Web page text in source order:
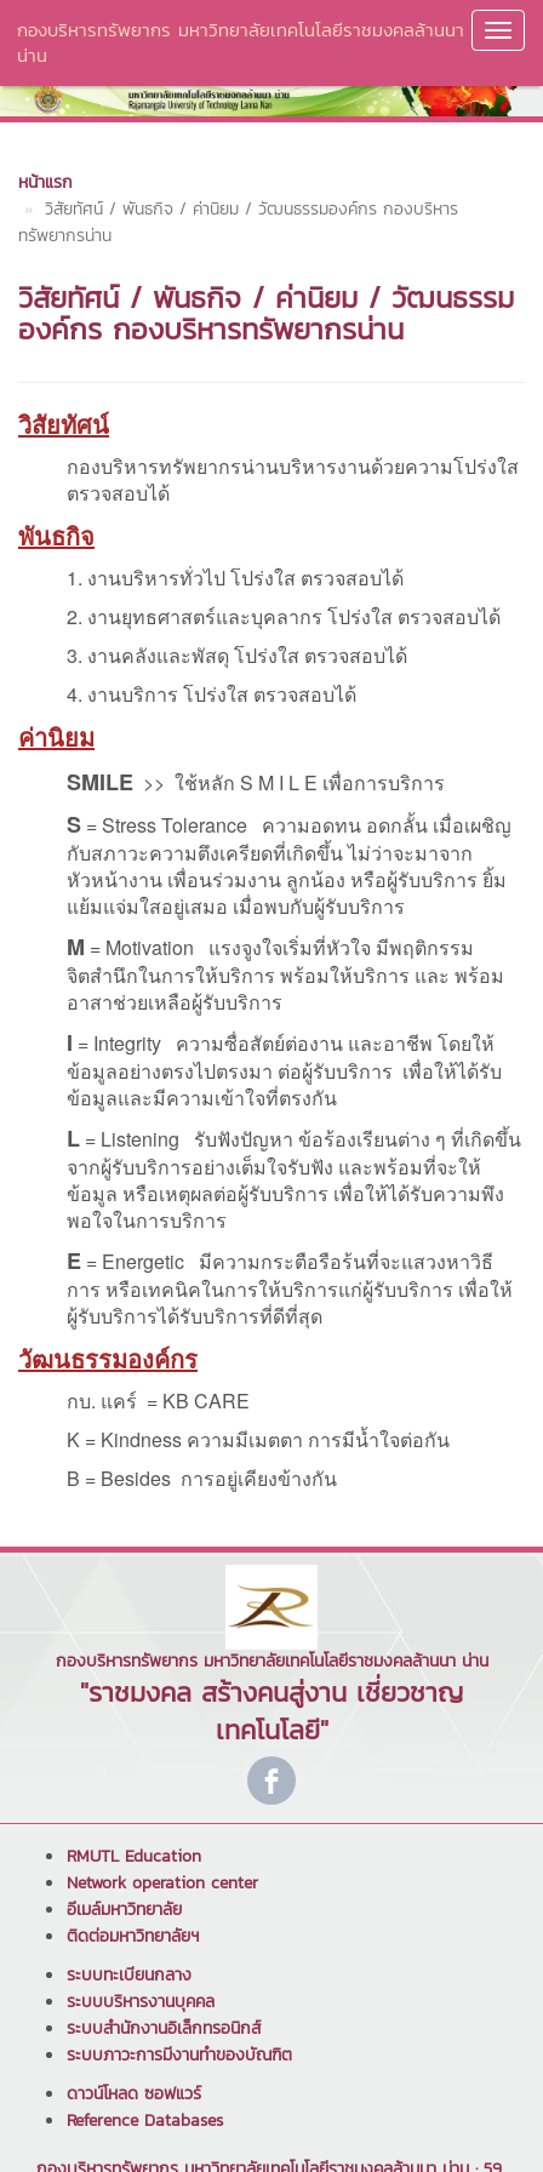
กองบริหารทรัพยากร มหาวิทยาลัยเทคโนโลยีราชมงคลล้านนา
น่าน
หน้าแรก
วิสัยทัศน์ / พันธกิจ / ค่านิยม / วัฒนธรรมองค์กร กองบริหาร
ทรัพยากรน่าน
วิสัยทัศน์ / พันธกิจ / ค่านิยม / วัฒนธรรม
องค์กร กองบริหารทรัพยากรน่าน
วิสัยทัศน์
กองบริหารทรัพยากรน่านบริหารงานด้วยความโปร่งใส
ตรวจสอบได้
พันธกิจ
1. งานบริหารทั่วไป โปร่งใส ตรวจสอบได้
2. งานยุทธศาสตร์และบุคลากร โปร่งใส ตรวจสอบได้
3. งานคลังและพัสดุ โปร่งใส ตรวจสอบได้
4. งานบริการ โปร่งใส ตรวจสอบได้
ค่านิยม
SMILE >> ใช้หลัก S M I L E เพื่อการบริการ
S = Stress Tolerance ความอดทน อดกลั้น เมื่อเผชิญ
กับสภาวะความตึงเครียดที่เกิดขึ้น ไม่ว่าจะมาจาก
หัวหน้างาน เพื่อนร่วมงาน ลูกน้อง หรือผู้รับบริการ ยิ้ม
แย้มแจ่มใสอยู่เสมอ เมื่อพบกับผู้รับบริการ
M = Motivation แรงจูงใจเริ่มที่หัวใจ มีพฤติกรรม
จิตสำนึกในการให้บริการ พร้อมให้บริการ และ พร้อม
อาสาช่วยเหลือผู้รับบริการ
I = Integrity ความซื่อสัตย์ต่องาน และอาชีพ โดยให้
ข้อมูลอย่างตรงไปตรงมา ต่อผู้รับบริการ เพื่อให้ได้รับ
ข้อมูลและมีความเข้าใจที่ตรงกัน
L = Listening รับฟังปัญหา ข้อร้องเรียนต่าง ๆ ที่เกิดขึ้น
จากผู้รับบริการอย่างเต็มใจรับฟัง และพร้อมที่จะให้
ข้อมูล หรือเหตุผลต่อผู้รับบริการ เพื่อให้ได้รับความพึง
พอใจในการบริการ
E = Energetic มีความกระตือรือร้นที่จะแสวงหาวิธี
การ หรือเทคนิคในการให้บริการแก่ผู้รับบริการ เพื่อให้
ผู้รับบริการได้รับบริการที่ดีที่สุด
วัฒนธรรมองค์กร
กบ. แคร์ = KB CARE
K = Kindness ความมีเมตตา การมีน้ำใจต่อกัน
B = Besides การอยู่เคียงข้างกัน
กองบริหารทรัพยากร มหาวิทยาลัยเทคโนโลยีราชมงคลล้านนา น่าน
"ราชมงคล สร้างคนสู่งาน เชี่ยวชาญ
เทคโนโลยี"
RMUTL Education
Network operation center
อีเมล์มหาวิทยาลัย
ติดต่อมหาวิทยาลัยฯ
ระบบทะเบียนกลาง
ระบบบริหารงานบุคคล
ระบบสำนักงานอิเล็กทรอนิกส์
ระบบภาวะการมีงานทำของบัณฑิต
ดาวน์โหลด ซอฟแวร์
Reference Databases